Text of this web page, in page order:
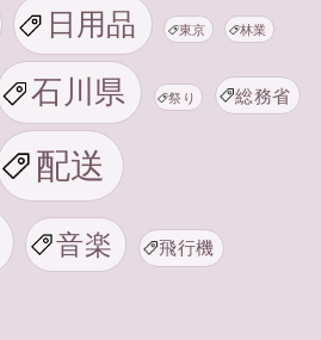
日用品 東京 林業
石川県 祭り 総務省
配送
音楽 飛行機